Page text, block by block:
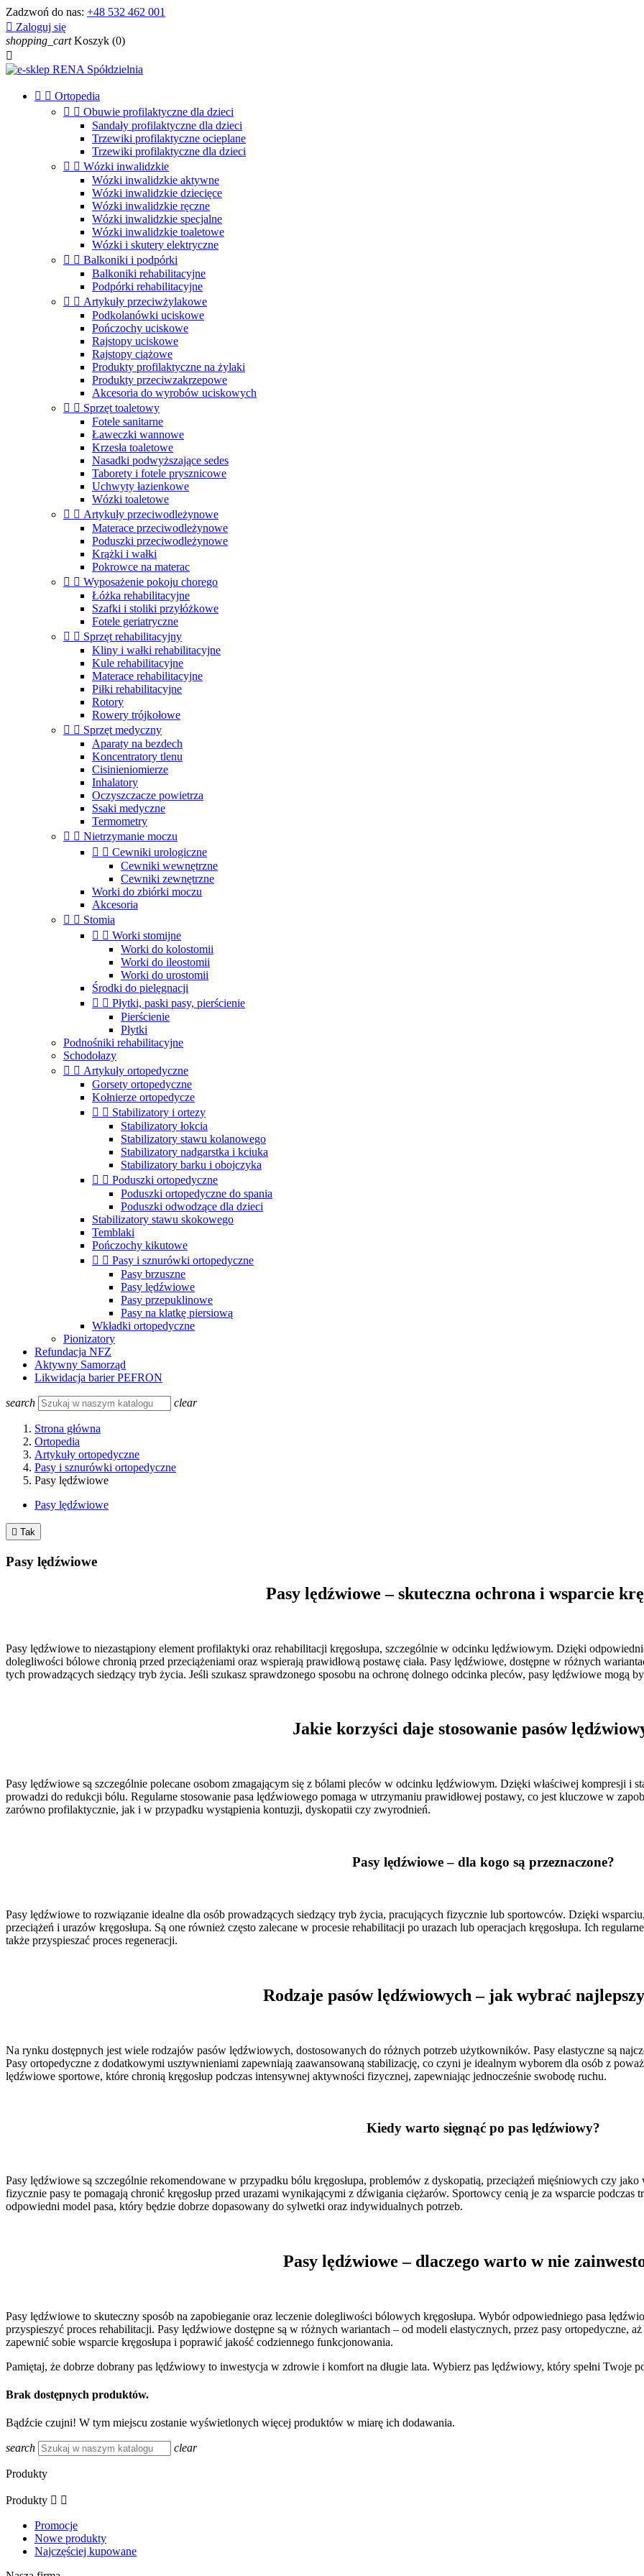
Zadzwoń do nas: +48 532 462 001
 Zaloguj się
shopping_cart Koszyk (0)

  Ortopedia
  Obuwie profilaktyczne dla dzieci
Sandały profilaktyczne dla dzieci
Trzewiki profilaktyczne ocieplane
Trzewiki profilaktyczne dla dzieci
  Wózki inwalidzkie
Wózki inwalidzkie aktywne
Wózki inwalidzkie dziecięce
Wózki inwalidzkie ręczne
Wózki inwalidzkie specjalne
Wózki inwalidzkie toaletowe
Wózki i skutery elektryczne
  Balkoniki i podpórki
Balkoniki rehabilitacyjne
Podpórki rehabilitacyjne
  Artykuły przeciwżylakowe
Podkolanówki uciskowe
Pończochy uciskowe
Rajstopy uciskowe
Rajstopy ciążowe
Produkty profilaktyczne na żylaki
Produkty przeciwzakrzepowe
Akcesoria do wyrobów uciskowych
  Sprzęt toaletowy
Fotele sanitarne
Ławeczki wannowe
Krzesła toaletowe
Nasadki podwyższające sedes
Taborety i fotele prysznicowe
Uchwyty łazienkowe
Wózki toaletowe
  Artykuły przeciwodleżynowe
Materace przeciwodleżynowe
Poduszki przeciwodleżynowe
Krążki i wałki
Pokrowce na materac
  Wyposażenie pokoju chorego
Łóżka rehabilitacyjne
Szafki i stoliki przyłóżkowe
Fotele geriatryczne
  Sprzęt rehabilitacyjny
Kliny i wałki rehabilitacyjne
Kule rehabilitacyjne
Materace rehabilitacyjne
Piłki rehabilitacyjne
Rotory
Rowery trójkołowe
  Sprzęt medyczny
Aparaty na bezdech
Koncentratory tlenu
Cisinieniomierze
Inhalatory
Oczyszczacze powietrza
Ssaki medyczne
Termometry
  Nietrzymanie moczu
  Cewniki urologiczne
Cewniki wewnętrzne
Cewniki zewnętrzne
Worki do zbiórki moczu
Akcesoria
  Stomia
  Worki stomijne
Worki do kolostomii
Worki do ileostomii
Worki do urostomii
Środki do pielęgnacji
  Płytki, paski pasy, pierścienie
Pierścienie
Płytki
Podnośniki rehabilitacyjne
Schodołazy
  Artykuły ortopedyczne
Gorsety ortopedyczne
Kołnierze ortopedycze
  Stabilizatory i ortezy
Stabilizatory łokcia
Stabilizatory stawu kolanowego
Stabilizatory nadgarstka i kciuka
Stabilizatory barku i obojczyka
  Poduszki ortopedyczne
Poduszki ortopedyczne do spania
Poduszki odwodzące dla dzieci
Stabilizatory stawu skokowego
Temblaki
Pończochy kikutowe
  Pasy i sznurówki ortopedyczne
Pasy brzuszne
Pasy lędźwiowe
Pasy przepuklinowe
Pasy na klatkę piersiową
Wkładki ortopedyczne
Pionizatory
Refundacja NFZ
Aktywny Samorząd
Likwidacja barier PEFRON
search clear
Strona główna
Ortopedia
Artykuły ortopedyczne
Pasy i sznurówki ortopedyczne
Pasy lędźwiowe
Pasy lędźwiowe
 Tak
Pasy lędźwiowe
Pasy lędźwiowe – skuteczna ochrona i wsparcie
Pasy lędźwiowe to niezastąpiony element profilaktyki oraz rehabilitacji kręgosłupa, szczególnie w odcinku lędźwiowym. Dzięki
dolegliwości bólowe chronią przed przeciążeniami oraz wspierają prawidłową postawę ciała. Pasy lędźwiowe, dostępne w różnych
tych prowadzących siedzący tryb życia. Jeśli szukasz sprawdzonego sposobu na ochronę dolnego odcinka pleców, pasy lędźwiowe mogą
Jakie korzyści daje stosowanie pasów
Pasy lędźwiowe są szczególnie polecane osobom zmagającym się z bólami pleców w odcinku lędźwiowym. Dzięki właściwej kompresji i
prowadzi do redukcji bólu. Regularne stosowanie pasa lędźwiowego pomaga w utrzymaniu prawidłowej postawy, co jest kluczowe w
zarówno profilaktycznie, jak i w przypadku wystąpienia kontuzji, dyskopatii czy zwyrodnień.
Pasy lędźwiowe – dla kogo są przeznaczone?
Pasy lędźwiowe to rozwiązanie idealne dla osób prowadzących siedzący tryb życia, pracujących fizycznie lub sportowców. Dzięki
przeciążeń i urazów kręgosłupa. Są one również często zalecane w procesie rehabilitacji po urazach lub operacjach kręgosłupa. Ich
także przyspieszać proces regeneracji.
Rodzaje pasów lędźwiowych – jak wybrać
Na rynku dostępnych jest wiele rodzajów pasów lędźwiowych, dostosowanych do różnych potrzeb użytkowników. Pasy elastyczne są
Pasy ortopedyczne z dodatkowymi usztywnieniami zapewniają zaawansowaną stabilizację, co czyni je idealnym wyborem dla osób z
lędźwiowe sportowe, które chronią kręgosłup podczas intensywnej aktywności fizycznej, zapewniając jednocześnie swobodę ruchu.
Kiedy warto sięgnąć po pas lędźwiowy?
Pasy lędźwiowe są szczególnie rekomendowane w przypadku bólu kręgosłupa, problemów z dyskopatią, przeciążeń mięśniowych czy
fizycznie pasy te pomagają chronić kręgosłup przed urazami wynikającymi z dźwigania ciężarów. Sportowcy cenią je za wsparcie
odpowiedni model pasa, który będzie dobrze dopasowany do sylwetki oraz indywidualnych potrzeb.
Pasy lędźwiowe – dlaczego warto w nie
Pasy lędźwiowe to skuteczny sposób na zapobieganie oraz leczenie dolegliwości bólowych kręgosłupa. Wybór odpowiedniego pasa
przyspieszyć proces rehabilitacji. Pasy lędźwiowe dostępne są w różnych wariantach – od modeli elastycznych, przez pasy ortopedyczne,
zapewnić sobie wsparcie kręgosłupa i poprawić jakość codziennego funkcjonowania.
Pamiętaj, że dobrze dobrany pas lędźwiowy to inwestycja w zdrowie i komfort na długie lata. Wybierz pas lędźwiowy, który spełni Twoje
Brak dostępnych produktów.
Bądźcie czujni! W tym miejscu zostanie wyświetlonych więcej produktów w miarę ich dodawania.
search clear
Produkty
Produkty  
Promocje
Nowe produkty
Najczęściej kupowane